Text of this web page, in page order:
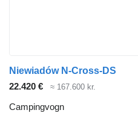
Niewiadów N-Cross-DS
22.420 €
≈ 167.600 kr.
Campingvogn